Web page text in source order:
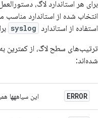
برای هر استاندارد لاگ،
انتخاب شده از استاندارد مناسب
استفاده از استاندارد syslog
ترتیب‌های سطح لاگ، از کمترین
شده‌اند:
ERROR این سیاههها